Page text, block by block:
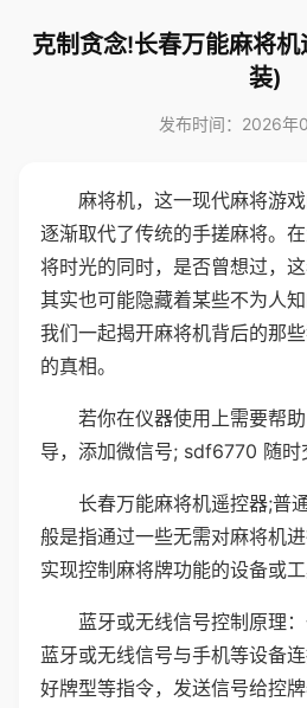
克制贪念!长春万能麻将
装)
发布时间：2026年
麻将机，这一现代麻将游
逐渐取代了传统的手搓麻将。
将时光的同时，是否曾想过，这
其实也可能隐藏着某些不为人
我们一起揭开麻将机背后的那
的真相。
若你在仪器使用上需要帮
导，添加微信号; sdf6770 随时
长春万能麻将机遥控器;普
般是指通过一些无需对麻将机
实现控制麻将牌功能的设备或工
蓝牙或无线信号控制原理
蓝牙或无线信号与手机等设备
好牌型等指令，发送信号给控